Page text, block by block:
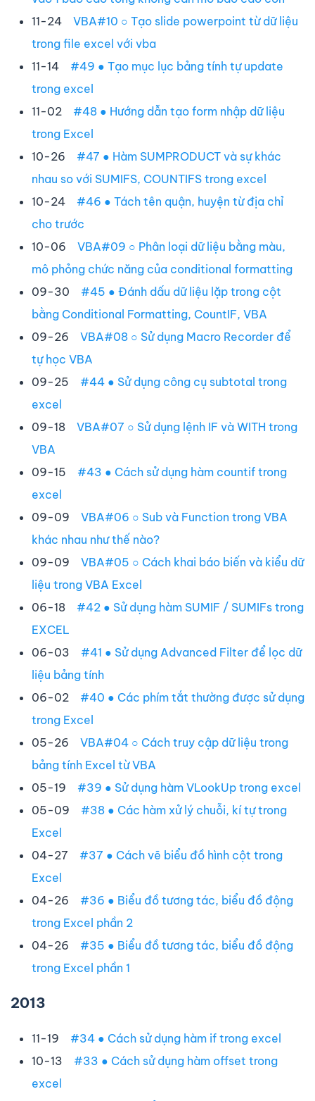
11-24 VBA#10 ○ Tạo slide powerpoint từ dữ liệu
trong file excel với vba
11-14 #49 ● Tạo mục lục bảng tính tự update
trong excel
11-02 #48 ● Hướng dẫn tạo form nhập dữ liệu
trong Excel
10-26 #47 ● Hàm SUMPRODUCT và sự khác
nhau so với SUMIFS, COUNTIFS trong excel
10-24 #46 ● Tách tên quận, huyện từ địa chỉ
cho trước
10-06 VBA#09 ○ Phân loại dữ liệu bằng màu,
mô phỏng chức năng của conditional formatting
09-30 #45 ● Đánh dấu dữ liệu lặp trong cột
bằng Conditional Formatting, CountIF, VBA
09-26 VBA#08 ○ Sử dụng Macro Recorder để
tự học VBA
09-25 #44 ● Sử dụng công cụ subtotal trong
excel
09-18 VBA#07 ○ Sử dụng lệnh IF và WITH trong
VBA
09-15 #43 ● Cách sử dụng hàm countif trong
excel
09-09 VBA#06 ○ Sub và Function trong VBA
khác nhau như thế nào?
09-09 VBA#05 ○ Cách khai báo biến và kiểu dữ
liệu trong VBA Excel
06-18 #42 ● Sử dụng hàm SUMIF / SUMIFs trong
EXCEL
06-03 #41 ● Sử dụng Advanced Filter để lọc dữ
liệu bảng tính
06-02 #40 ● Các phím tắt thường được sử dụng
trong Excel
05-26 VBA#04 ○ Cách truy cập dữ liệu trong
bảng tính Excel từ VBA
05-19 #39 ● Sử dụng hàm VLookUp trong excel
05-09 #38 ● Các hàm xử lý chuỗi, kí tự trong
Excel
04-27 #37 ● Cách vẽ biểu đồ hình cột trong
Excel
04-26 #36 ● Biểu đồ tương tác, biểu đồ động
trong Excel phần 2
04-26 #35 ● Biểu đồ tương tác, biểu đồ động
trong Excel phần 1
2013
11-19 #34 ● Cách sử dụng hàm if trong excel
10-13 #33 ● Cách sử dụng hàm offset trong
excel